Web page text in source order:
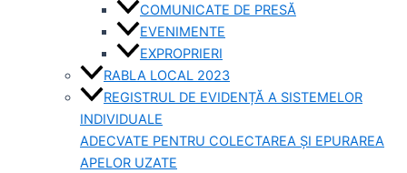
COMUNICATE DE PRESĂ
EVENIMENTE
EXPROPRIERI
RABLA LOCAL 2023
REGISTRUL DE EVIDENȚĂ A SISTEMELOR
INDIVIDUALE
ADECVATE PENTRU COLECTAREA ȘI EPURAREA
APELOR UZATE